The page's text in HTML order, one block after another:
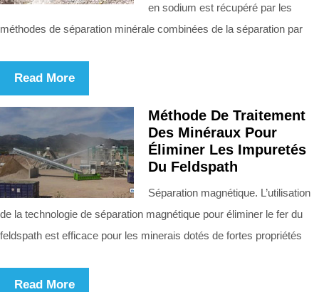
en sodium est récupéré par les
méthodes de séparation minérale combinées de la séparation par
Read More
Méthode De Traitement
Des Minéraux Pour
Éliminer Les Impuretés
Du Feldspath
Séparation magnétique. L’utilisation
de la technologie de séparation magnétique pour éliminer le fer du
feldspath est efficace pour les minerais dotés de fortes propriétés
Read More